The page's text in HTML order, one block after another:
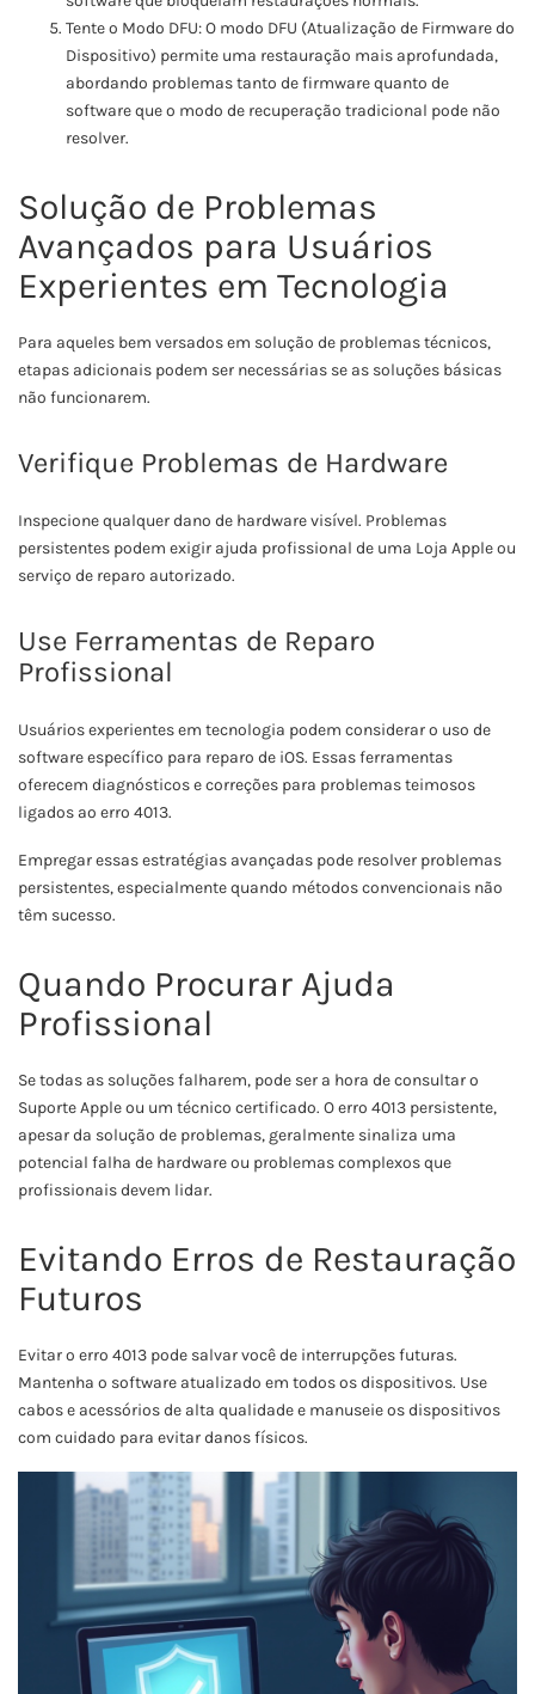
Tente o Modo DFU: O modo DFU (Atualização de Firmware do
Dispositivo) permite uma restauração mais aprofundada,
abordando problemas tanto de firmware quanto de
software que o modo de recuperação tradicional pode não
resolver.
Solução de Problemas
Avançados para Usuários
Experientes em Tecnologia
Para aqueles bem versados em solução de problemas técnicos,
etapas adicionais podem ser necessárias se as soluções básicas
não funcionarem.
Verifique Problemas de Hardware
Inspecione qualquer dano de hardware visível. Problemas
persistentes podem exigir ajuda profissional de uma Loja Apple ou
serviço de reparo autorizado.
Use Ferramentas de Reparo
Profissional
Usuários experientes em tecnologia podem considerar o uso de
software específico para reparo de iOS. Essas ferramentas
oferecem diagnósticos e correções para problemas teimosos
ligados ao erro 4013.
Empregar essas estratégias avançadas pode resolver problemas
persistentes, especialmente quando métodos convencionais não
têm sucesso.
Quando Procurar Ajuda
Profissional
Se todas as soluções falharem, pode ser a hora de consultar o
Suporte Apple ou um técnico certificado. O erro 4013 persistente,
apesar da solução de problemas, geralmente sinaliza uma
potencial falha de hardware ou problemas complexos que
profissionais devem lidar.
Evitando Erros de Restauração
Futuros
Evitar o erro 4013 pode salvar você de interrupções futuras.
Mantenha o software atualizado em todos os dispositivos. Use
cabos e acessórios de alta qualidade e manuseie os dispositivos
com cuidado para evitar danos físicos.